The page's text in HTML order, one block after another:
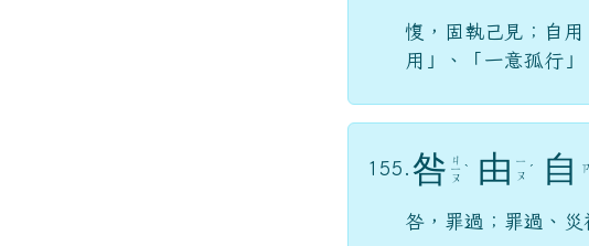
愎，固執己見；自
用」、「一意孤行」
155. 咎 ㄐ
ㄧ
ㄡ
ˋ 由 ㄧ
ㄡ ˊ 自 ㄗ
咎，罪過；罪過、災